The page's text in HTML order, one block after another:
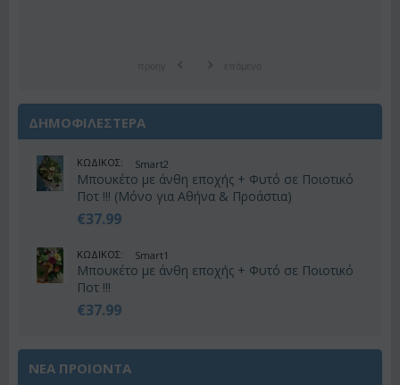
ΔΗΜΟΦΙΛΕΣΤΕΡΑ
ΚΩΔΙΚΟΣ: Smart2
Μπουκέτο με άνθη εποχής + Φυτό σε Ποιοτικό
Ποτ !!! (Μόνο για Αθήνα & Προάστια)
€37.99
ΚΩΔΙΚΟΣ: Smart1
Μπουκέτο με άνθη εποχής + Φυτό σε Ποιοτικό
Ποτ !!!
€37.99
ΝΕΑ ΠΡΟΙΟΝΤΑ